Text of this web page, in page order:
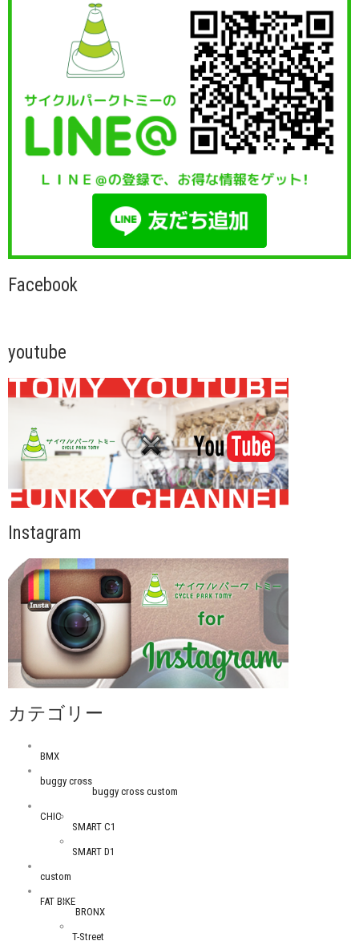
Facebook
youtube
Instagram
カテゴリー
BMX
buggy cross
buggy cross custom
CHIC
SMART C1
SMART D1
custom
FAT BIKE
BRONX
T-Street